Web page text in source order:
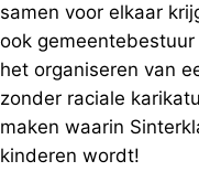
samen voor elkaar
ook
het organiseren van
zonder raciale
maken waarin
kinderen wordt!